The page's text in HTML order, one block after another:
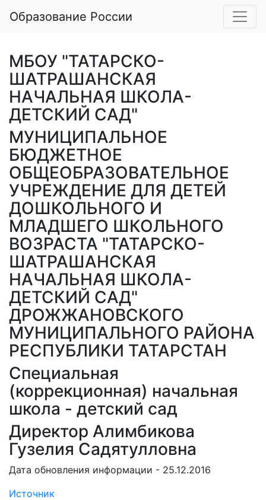
Образование России
МБОУ "ТАТАРСКО-
ШАТРАШАНСКАЯ
НАЧАЛЬНАЯ ШКОЛА-
ДЕТСКИЙ САД"
МУНИЦИПАЛЬНОЕ
БЮДЖЕТНОЕ
ОБЩЕОБРАЗОВАТЕЛЬНОЕ
УЧРЕЖДЕНИЕ ДЛЯ ДЕТЕЙ
ДОШКОЛЬНОГО И
МЛАДШЕГО ШКОЛЬНОГО
ВОЗРАСТА "ТАТАРСКО-
ШАТРАШАНСКАЯ
НАЧАЛЬНАЯ ШКОЛА-
ДЕТСКИЙ САД"
ДРОЖЖАНОВСКОГО
МУНИЦИПАЛЬНОГО РАЙОНА
РЕСПУБЛИКИ ТАТАРСТАН
Специальная
(коррекционная) начальная
школа - детский сад
Директор Алимбикова
Гузелия Садятулловна
Дата обновления информации - 25.12.2016
Источник